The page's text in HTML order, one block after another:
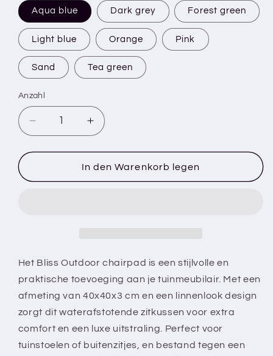
Aqua blue Dark grey Forest green
Light blue Orange Pink
Sand Tea green
Anzahl
Verringere
die
Menge
BLISS
cm
Waterafstotend
-
Linnenlook
Erhöhe
die
Menge
für
BLISS
cm
Waterafstotend
-
Linnenlook
In den Warenkorb legen
Het Bliss Outdoor chairpad is een stijlvolle en
praktische toevoeging aan je tuinmeubilair. Met een
afmeting van 40x40x3 cm en een linnenlook design
zorgt dit waterafstotende zitkussen voor extra
comfort en een luxe uitstraling. Perfect voor
tuinstoelen of buitenzitjes, en bestand tegen een